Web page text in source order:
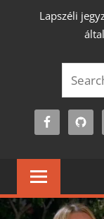
Lapszéli
Search
for: